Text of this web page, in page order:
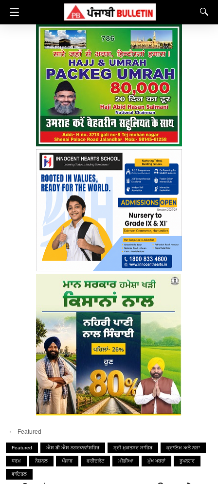
Featured
Featured ਐਸ ਬੀ ਐਸ ਨਗਰ/ਨਵਾਂਸ਼ਹਿਰ ਸ੍ਰੀ ਮੁਕਤਸਰ ਸਾਹਿਬ ਕ੍ਰਾਇਮ ਅਤੇ ਨਸ਼ਾ
ਧਰਮ ਨੈਸ਼ਨਲ ਪੰਜਾਬ ਫਰੀਦਕੋਟ ਮੀਡੀਆ ਮੁੱਖ ਖਬਰਾਂ ਰੂਪਨਗਰ
ਵਾਇਰਲ